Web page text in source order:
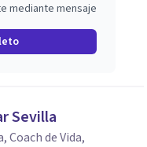
mediante mensaje
Sevilla
Coach de Vida,